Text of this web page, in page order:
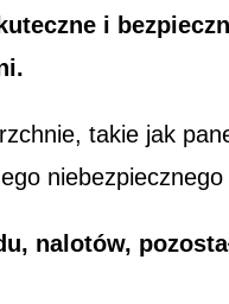
i
takie jak
nalotów,